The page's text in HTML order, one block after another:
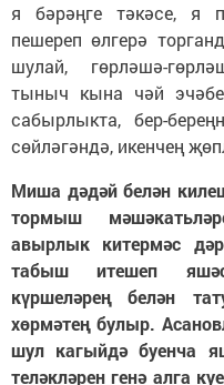
я бәрәңге тәкәсе, я
пешереп өлгерә
шулай, гөрләшә-
тыныч кына чәй
сабырлыкта, бер-
сөйләгәндә, икенчең
Миша дәдәй белән
тормыш
авырлык китермәс
табыш итешеп
күршеләрең белән
хөрмәтең булыр.
шул кагыйдә буенча
теләкләрен генә алга